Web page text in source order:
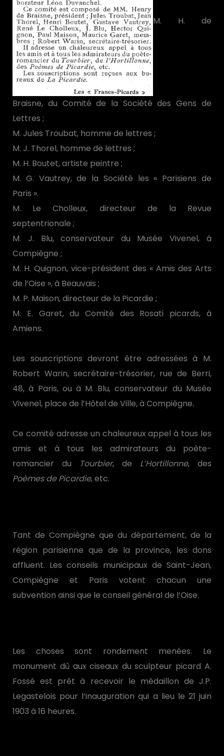
M. H. de
Braisne, du Comité de la Société des Gens de
Lettres ;
M. Jules Troubat, homme de lettres ;
M. J. Thorel, homme de lettres ;
M. H. Boutet, artiste peintre ;
M. G. Vautrey, de la Société les « Parisiens de
Paris ».
M. Le Cholleux, directeur de la Revue
septentrionale ;
M. J. Blu, conservateur du Musée Vivenel, à
Compiègne ;
M. H. Quignon, vice-président des « Amis des Arts
de l’Oise », à Beauvais ;
M. P. Maison, directeur de la Picardie ;
M. E. Garet, du Comité des Rosati picards, à
Amiens.
Les souscriptions devront être adressées à M.
Robert Warin, secrétaire-trésorier, rue de Berri,
48, à Paris, ou à M. Blu, conservateur du Musée
Vivenel, place de l’Hôtel de Ville, à Compiègne.
Ce comité adresse un chaleureux appel à tous les
amis et à tous les admirateurs du poète-
romancier du
Tourbier, de L’Hortillonne, des
Poèmes de Picardie, etc.
Tant de Compiègne que du département, de la
région parisienne que de la province, les dons
affluent. Les conseils municipaux de Saint-Jean,
Compiègne et Paris votent chacun une
subvention ainsi que le conseil général de l’Oise.
Les choses sont rondement menées. Le
monument dû aux ciseaux du sculpteur picard A.
Fossé est prêt à recevoir le médaillon de J.P.
Legastelois pour l’inauguration qui a lieu le 21 juin
1903 à 16 heures.